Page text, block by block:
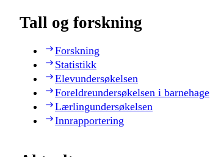
Tall og forskning
Forskning
Statistikk
Elevundersøkelsen
Foreldreundersøkelsen i barnehage
Lærlingundersøkelsen
Innrapportering